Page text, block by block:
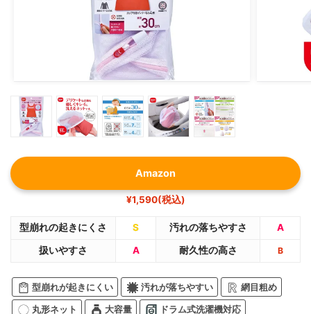
Amazon
¥1,590(税込)
型崩れの起きにくさ S 汚れの落ちやすさ A
扱いやすさ A 耐久性の高さ B
型崩れが起きにくい 汚れが落ちやすい 網目粗め
丸形ネット 大容量 ドラム式洗濯機対応